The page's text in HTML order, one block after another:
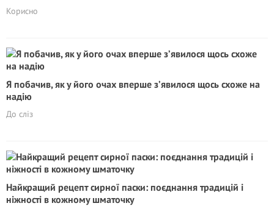
Корисно
Я побачив, як у його очах вперше з’явилося щось схоже на
надію
До сліз
Найкращий рецепт сирної паски: поєднання традицій і
ніжності в кожному шматочку